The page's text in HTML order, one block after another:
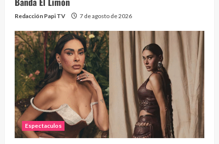
Redacción Papi TV 7 de agosto de 2026
Espectaculos